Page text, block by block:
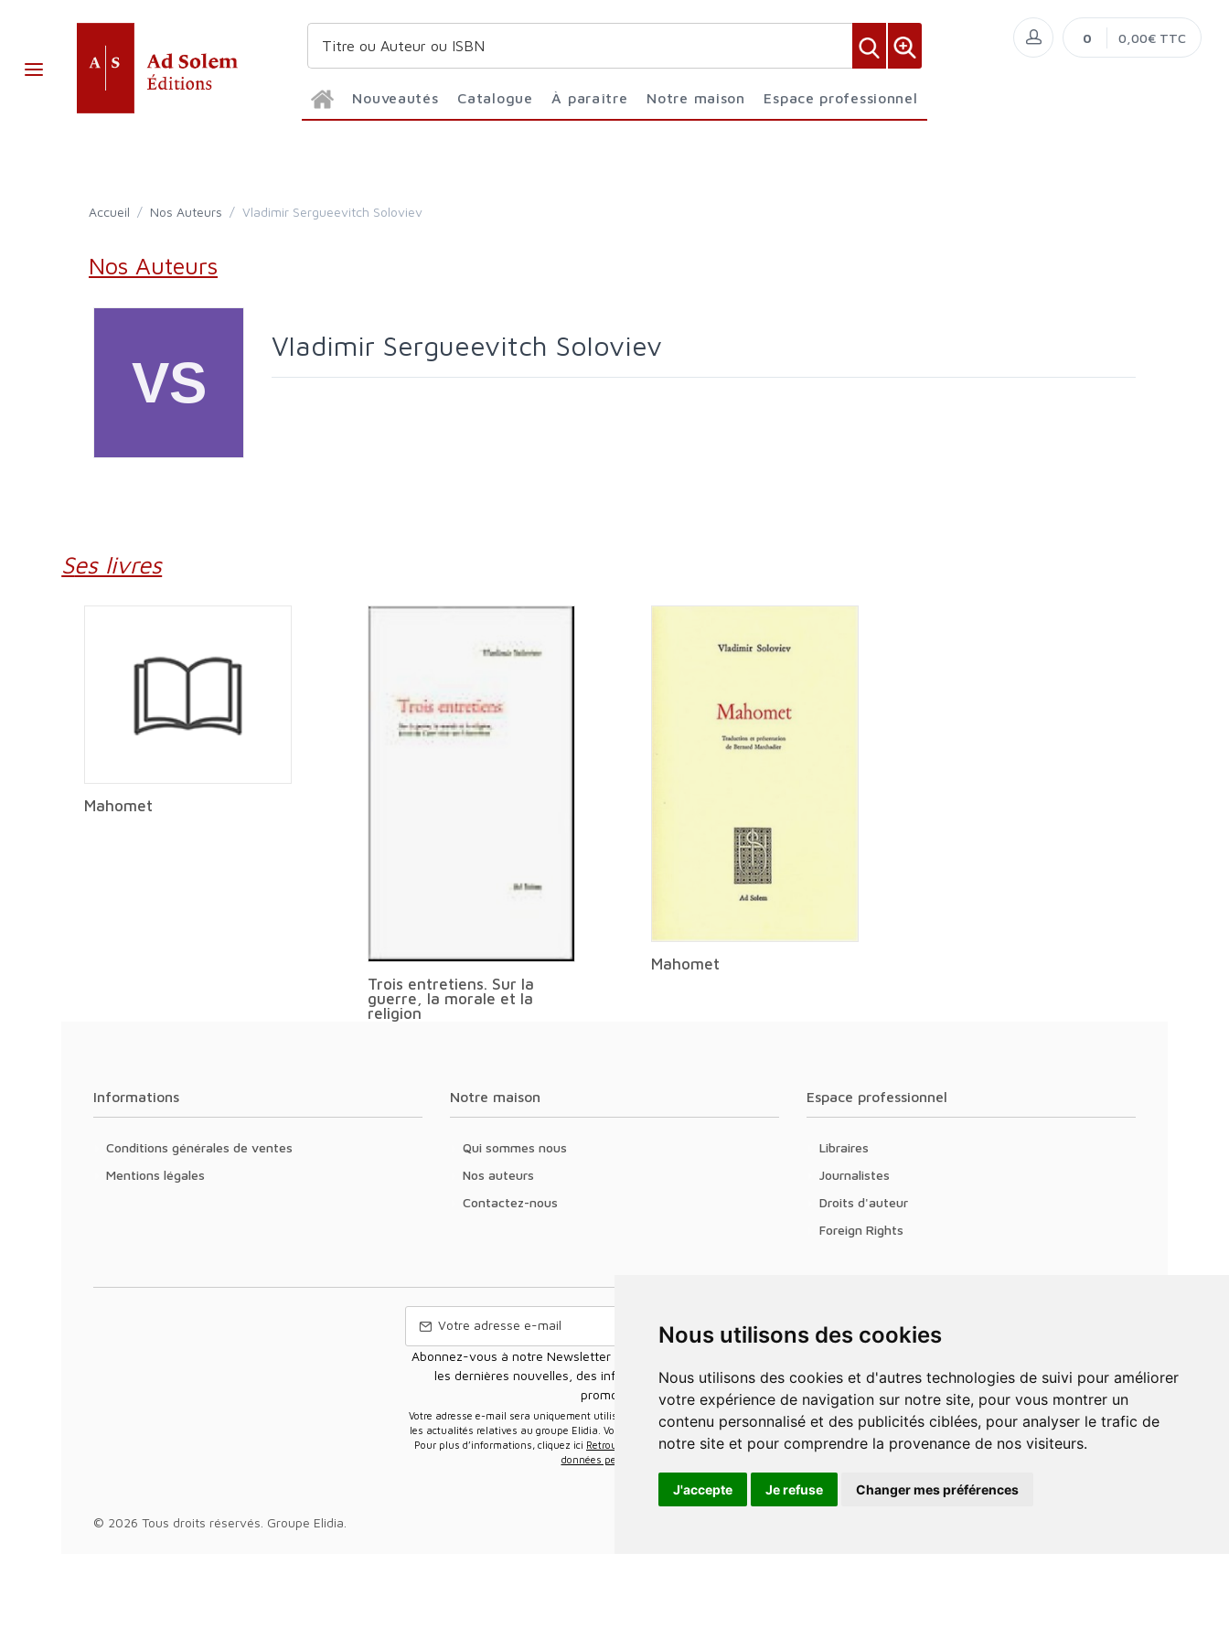
Nous utilisons des cookies
Nous utilisons des cookies et d'autres technologies de suivi pour améliorer
votre expérience de navigation sur notre site, pour vous montrer un
contenu personnalisé et des publicités ciblées, pour analyser le trafic de
notre site et pour comprendre la provenance de nos visiteurs.
J'accepte Je refuse Changer mes préférences
Nouveautés Catalogue À paraître Notre maison Espace professionnel
0 0,00€ TTC
Accueil / Nos Auteurs / Vladimir Sergueevitch Soloviev
Nos Auteurs
Vladimir Sergueevitch Soloviev
Ses livres
Mahomet
Trois entretiens. Sur la
guerre, la morale et la
religion
Mahomet
Informations
Conditions générales de ventes
Mentions légales
Notre maison
Qui sommes nous
Nos auteurs
Contactez-nous
Espace professionnel
Libraires
Journalistes
Droits d'auteur
Foreign Rights
Abonnez-vous à notre Newsletter pour recevoir nos nouvelles offres,
les dernières nouvelles, des informations sur les ventes et les
promotions.
Votre adresse e-mail sera uniquement utilisée pour vous envoyer des informations sur
les actualités relatives au groupe Elidia. Vous pouvez vous désinscrire à tout moment.
Pour plus d’informations, cliquez ici Retrouvez ici notre politique de protection de vos
données personnelles
© 2026 Tous droits réservés. Groupe Elidia